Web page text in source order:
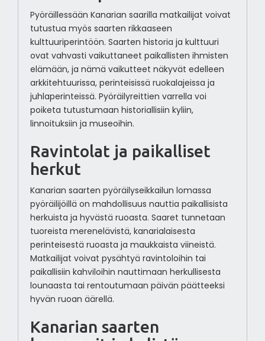
Pyöräillessään Kanarian saarilla matkailijat voivat
tutustua myös saarten rikkaaseen
kulttuuriperintöön. Saarten historia ja kulttuuri
ovat vahvasti vaikuttaneet paikallisten ihmisten
elämään, ja nämä vaikutteet näkyvät edelleen
arkkitehtuurissa, perinteisissä ruokalajeissa ja
juhlaperinteissä. Pyöräilyreittien varrella voi
poiketa tutustumaan historiallisiin kyliin,
linnoituksiin ja museoihin.
Ravintolat ja paikalliset
herkut
Kanarian saarten pyöräilyseikkailun lomassa
pyöräilijöillä on mahdollisuus nauttia paikallisista
herkuista ja hyvästä ruoasta. Saaret tunnetaan
tuoreista merenelävistä, kanarialaisesta
perinteisestä ruoasta ja maukkaista viineistä.
Matkailijat voivat pysähtyä ravintoloihin tai
paikallisiin kahviloihin nauttimaan herkullisesta
lounaasta tai rentoutumaan päivän päätteeksi
hyvän ruoan äärellä.
Kanarian saarten